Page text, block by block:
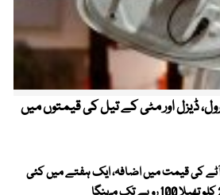
ڈیزل اور مٹی کے تیل کی قیمتوں میں
کی قیمت میں اضافہ، ایک ہفتے میں کئی